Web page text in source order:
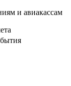
и авиакассам